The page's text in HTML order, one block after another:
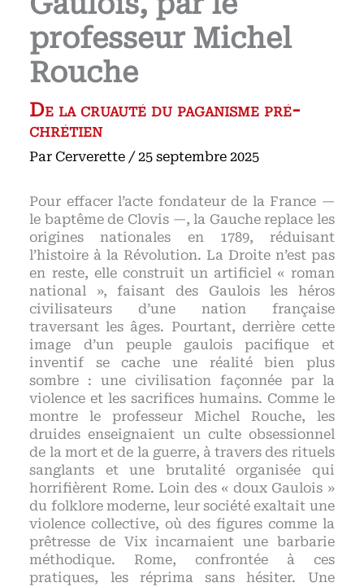
professeur Michel
Rouche
De la cruauté du paganisme pré-
chrétien
Par Cerverette /25 septembre 2025
Pour effacer l’acte fondateur de la France —
le baptême de Clovis —, la Gauche replace les
origines nationales en 1789, réduisant
l’histoire à la Révolution. La Droite n’est pas
en reste, elle construit un artificiel « roman
national », faisant des Gaulois les héros
civilisateurs d’une nation française
traversant les âges. Pourtant, derrière cette
image d’un peuple gaulois pacifique et
inventif se cache une réalité bien plus
sombre : une civilisation façonnée par la
violence et les sacrifices humains. Comme le
montre le professeur Michel Rouche, les
druides enseignaient un culte obsessionnel
de la mort et de la guerre, à travers des rituels
sanglants et une brutalité organisée qui
horrifièrent Rome. Loin des « doux Gaulois »
du folklore moderne, leur société exaltait une
violence collective, où des figures comme la
prêtresse de Vix incarnaient une barbarie
méthodique. Rome, confrontée à ces
pratiques, les réprima sans hésiter. Une